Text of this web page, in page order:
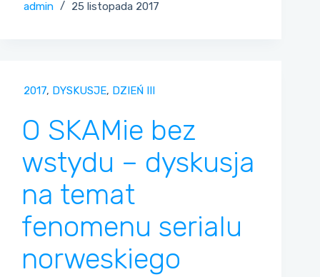
admin 25 listopada 2017
2017, DYSKUSJE, DZIEŃ III
O SKAMie bez
wstydu – dyskusja
na temat
fenomenu serialu
norweskiego